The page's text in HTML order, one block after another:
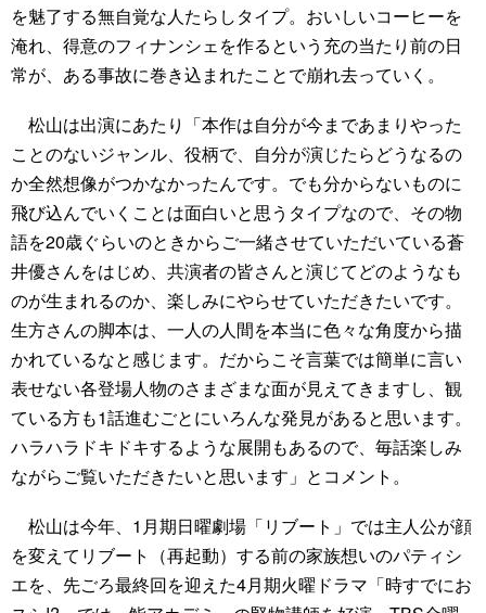
を魅了する無自覚な人たらしタイプ。おいしいコーヒーを
淹れ、得意のフィナンシェを作るという充の当たり前の日
常が、ある事故に巻き込まれたことで崩れ去っていく。
松山は出演にあたり「本作は自分が今まであまりやった
ことのないジャンル、役柄で、自分が演じたらどうなるの
か全然想像がつかなかったんです。でも分からないものに
飛び込んでいくことは面白いと思うタイプなので、その物
語を20歳ぐらいのときからご一緒させていただいている蒼
井優さんをはじめ、共演者の皆さんと演じてどのようなも
のが生まれるのか、楽しみにやらせていただきたいです。
生方さんの脚本は、一人の人間を本当に色々な角度から描
かれているなと感じます。だからこそ言葉では簡単に言い
表せない各登場人物のさまざまな面が見えてきますし、観
ている方も1話進むごとにいろんな発見があると思います。
ハラハラドキドキするような展開もあるので、毎話楽しみ
ながらご覧いただきたいと思います」とコメント。
松山は今年、1月期日曜劇場「リブート」では主人公が顔
を変えてリブート（再起動）する前の家族想いのパティシ
エを、先ごろ最終回を迎えた4月期火曜ドラマ「時すでにお